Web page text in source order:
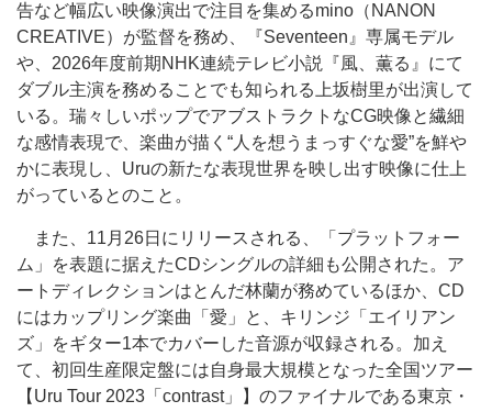
告など幅広い映像演出で注目を集めるmino（NANON
CREATIVE）が監督を務め、『Seventeen』専属モデル
や、2026年度前期NHK連続テレビ小説『風、薫る』にて
ダブル主演を務めることでも知られる上坂樹里が出演して
いる。瑞々しいポップでアブストラクトなCG映像と繊細
な感情表現で、楽曲が描く“人を想うまっすぐな愛”を鮮や
かに表現し、Uruの新たな表現世界を映し出す映像に仕上
がっているとのこと。
また、11月26日にリリースされる、「プラットフォー
ム」を表題に据えたCDシングルの詳細も公開された。ア
ートディレクションはとんだ林蘭が務めているほか、CD
にはカップリング楽曲「愛」と、キリンジ「エイリアン
ズ」をギター1本でカバーした音源が収録される。加え
て、初回生産限定盤には自身最大規模となった全国ツアー
【Uru Tour 2023「contrast」】のファイナルである東京・